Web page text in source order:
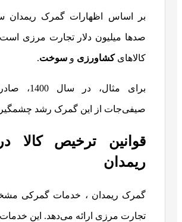
بر اساس اظهارات گمرک ریمدان
صدها میلیون دلار تجارت مرزی است،
کالاهایکشاورزی و سوخت.
برای مثال،
صیفی‌جات از این گمرک رشد
قوانین ترخیص کالا
ریمدان
گمرک ریمدان ، خدمات گمرکی
تجارت مرزی ارائه می‌دهد. این